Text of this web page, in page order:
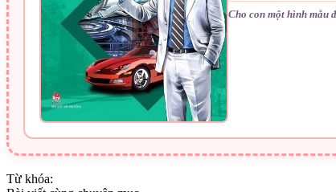
Cho con một hình mẫu
Từ khóa: